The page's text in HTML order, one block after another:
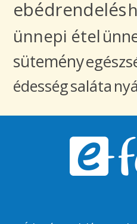
ebédrendelés
ünnepi étel
sütemény
édességsaláta